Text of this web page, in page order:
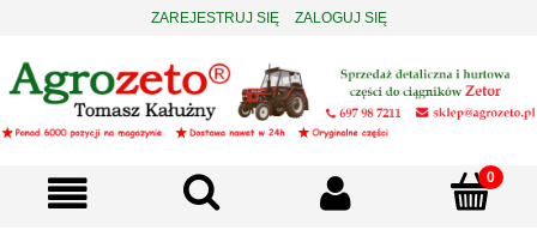
ZAREJESTRUJ SIĘ ZALOGUJ SIĘ